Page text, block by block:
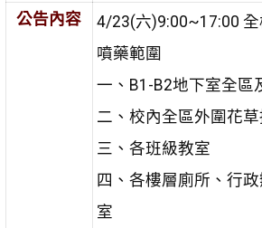
公告內容
4/23(六)9:00~17:00
噴藥範圍
一、B1-B2地下室全區
二、校內全區外圍花
三、各班級教室
四、各樓層廁所、行
室